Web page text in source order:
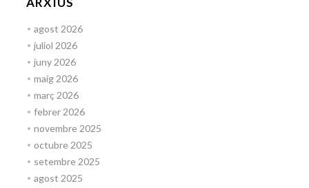
agost 2026
juliol 2026
juny 2026
maig 2026
març 2026
febrer 2026
novembre 2025
octubre 2025
setembre 2025
agost 2025